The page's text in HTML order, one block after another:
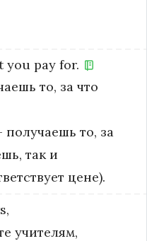
you pay for.
то, за что
то, за
так и
цене).
учителям,